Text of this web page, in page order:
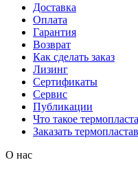
Доставка
Оплата
Гарантия
Возврат
Как сделать заказ
Лизинг
Сертификаты
Сервис
Публикации
Что такое
Заказать
О нас